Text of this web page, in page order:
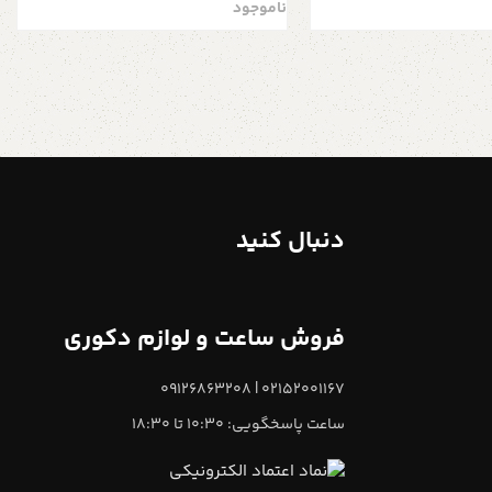
زنی با بال طلایی
ناموجود
دنبال کنید
فروش ساعت و لوازم دکوری
02152001167 | 09126863208
ساعت پاسخگویی: 10:30 تا 18:30